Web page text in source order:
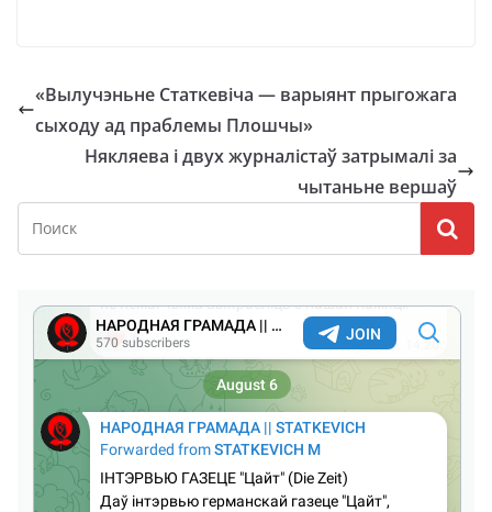
«Вылучэньне Статкевіча — варыянт прыгожага
сыходу ад праблемы Плошчы»
Някляева і двух журналістаў затрымалі за
чытаньне вершаў